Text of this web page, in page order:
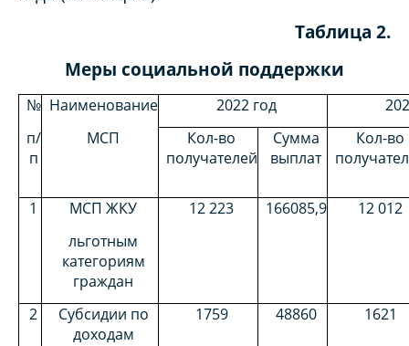
Таблица 2.
Меры социальной поддержки
№
п/
п
Наименование
МСП
2022 год
Кол-во
получателей
Сумма
выплат
Кол-во
1
МСП ЖКУ
льготным
категориям
граждан
12 223 166085,9 12 012
2
Субсидии по
доходам
1759 48860 1621